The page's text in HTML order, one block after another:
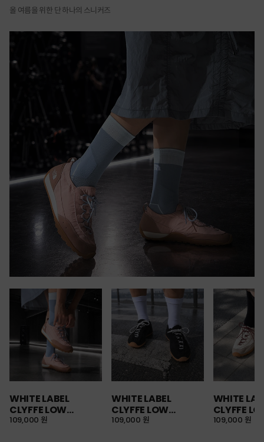
올 여름을 위한 단 하나의 스니커즈
WHITE LABEL
CLYFFE LOW
SNEAKERS
109,000 원
WHITE LABEL
CLYFFE LOW
SNEAKERS
109,000 원
WHITE
CLYFFE
SNEAKERS
109,000 원